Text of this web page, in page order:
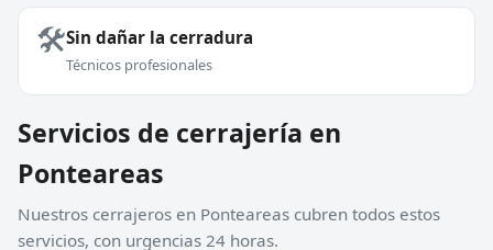
🛠️Sin dañar la cerradura
Técnicos profesionales
Servicios de cerrajería en
Ponteareas
Nuestros cerrajeros en Ponteareas cubren todos estos
servicios, con urgencias 24 horas.